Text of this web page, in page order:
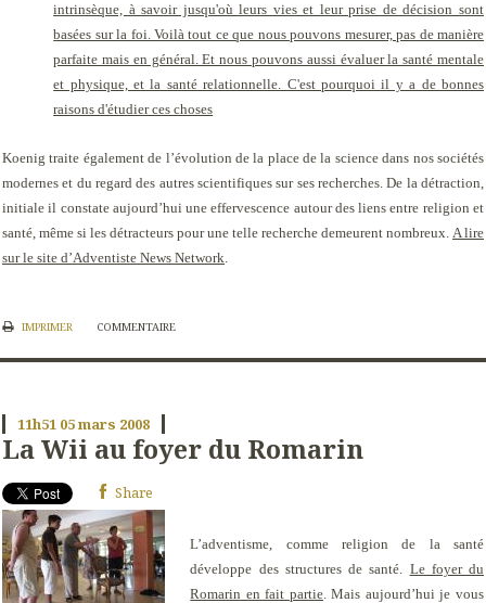
intrinsèque, à savoir jusqu'où leurs vies et leur prise de décision sont
basées sur la foi. Voilà tout ce que nous pouvons mesurer, pas de manière
parfaite mais en général. Et nous pouvons aussi évaluer la santé mentale
et physique, et la santé relationnelle. C'est pourquoi il y a de bonnes
raisons d'étudier ces choses
Koenig traite également de l’évolution de la place de la science dans nos sociétés
modernes et du regard des autres scientifiques sur ses recherches. De la détraction,
initiale il constate aujourd’hui une effervescence autour des liens entre religion et
santé, même si les détracteurs pour une telle recherche demeurent nombreux. A lire
sur le site d’Adventiste News Network.
IMPRIMER COMMENTAIRE
11h51 05mars 2008
La Wii au foyer du Romarin
Share
L’adventisme, comme religion de la santé
développe des structures de santé. Le foyer du
Romarin en fait partie. Mais aujourd’hui je vous